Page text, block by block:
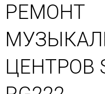
РЕМОНТ
ЦЕНТРОВ